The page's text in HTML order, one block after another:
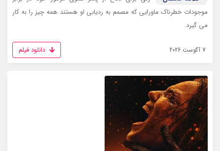
موجودات خطرناک ماورایی که مصمم به ردیابی او هستند همه چیز را به کار
می گیرد.
7 آگوست 2026 دانلود فیلم